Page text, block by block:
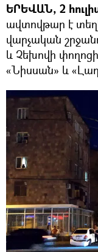
ԵՐԵՎԱՆ, 2
ավտովթար է
վարչական
և Չեխովի
«Նիսսան» և